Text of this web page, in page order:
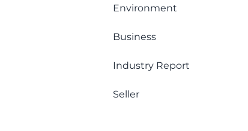
Environment
Business
Industry Report
Seller